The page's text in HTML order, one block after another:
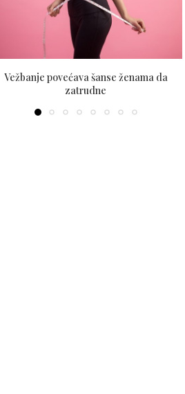
Vežbanje povećava šanse ženama da
zatrudne